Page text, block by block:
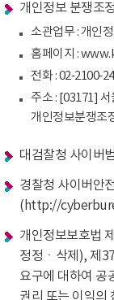
개인정보 분쟁조
소관업무 : 개인
홈페이지 :
전화 : 02-2100-
주소 : [03171]
개인정보분쟁조
대검찰청 사이버
경찰청 사이버안
(http://
개인정보보호법
정정ㆍ삭제), 제
요구에 대하여 공
권리 또는 이익의